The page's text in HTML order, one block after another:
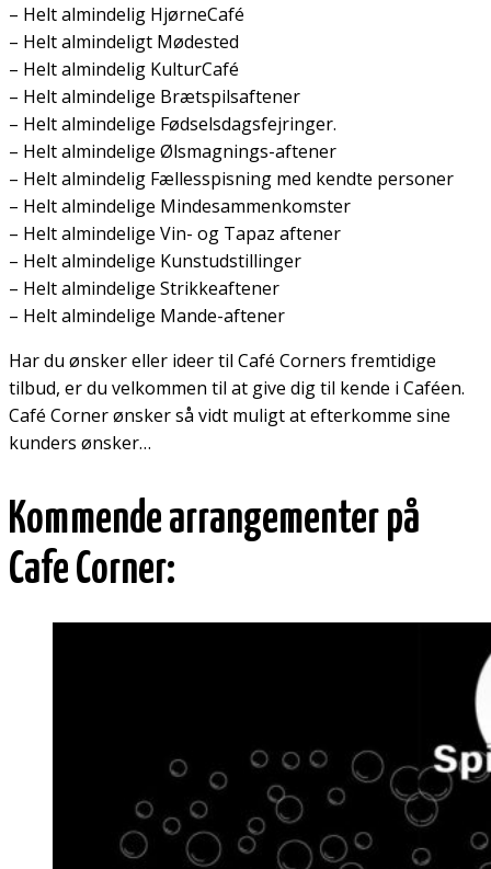
– Helt almindelig HjørneCafé
– Helt almindeligt Mødested
– Helt almindelig KulturCafé
– Helt almindelige Brætspilsaftener
– Helt almindelige Fødselsdagsfejringer.
– Helt almindelige Ølsmagnings-aftener
– Helt almindelig Fællesspisning med kendte personer
– Helt almindelige Mindesammenkomster
– Helt almindelige Vin- og Tapaz aftener
– Helt almindelige Kunstudstillinger
– Helt almindelige Strikkeaftener
– Helt almindelige Mande-aftener
Har du ønsker eller ideer til Café Corners fremtidige
tilbud, er du velkommen til at give dig til kende i Caféen.
Café Corner ønsker så vidt muligt at efterkomme sine
kunders ønsker…
Kommende arrangementer på
Cafe Corner: